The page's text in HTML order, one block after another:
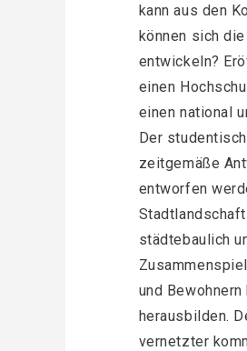
kann aus den
können sich
entwickeln?
einen
einen national
Der
zeitgemäße
entworfen
städtebaulich
und
herausbilden.
vernetzter